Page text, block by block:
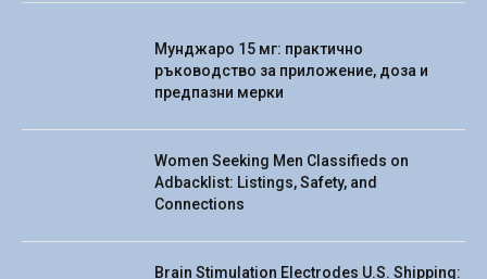
Мунджаро 15 мг: практично
ръководство за приложение, доза и
предпазни мерки
Women Seeking Men Classifieds on
Adbacklist: Listings, Safety, and
Connections
Brain Stimulation Electrodes U.S. Shipping: